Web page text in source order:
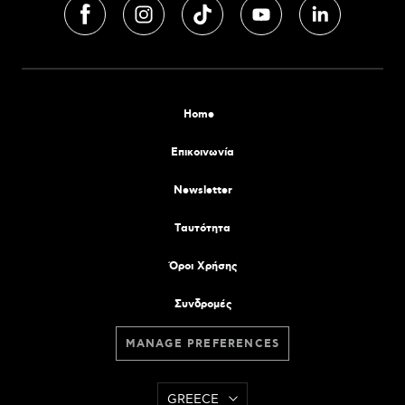
Home
Επικοινωνία
Newsletter
Tαυτότητα
Όροι Χρήσης
Συνδρομές
MANAGE PREFERENCES
GREECE